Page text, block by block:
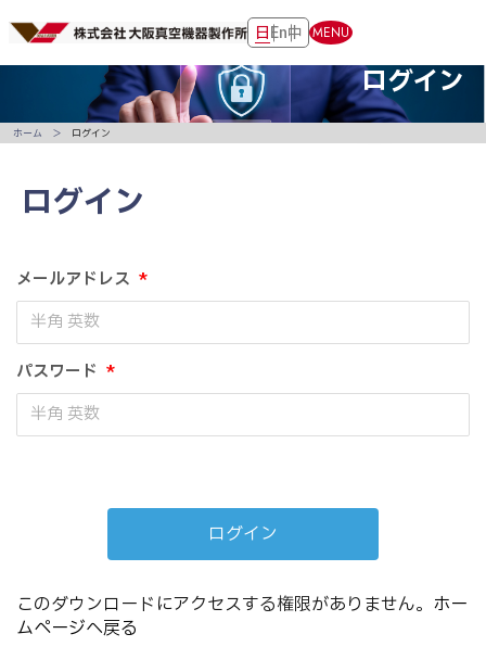
日En中 MENU
ログイン
ログイン
メールアドレス *
パスワード *
このダウンロードにアクセスする権限がありません。 ホー
ムページへ戻る
ホーム ログイン